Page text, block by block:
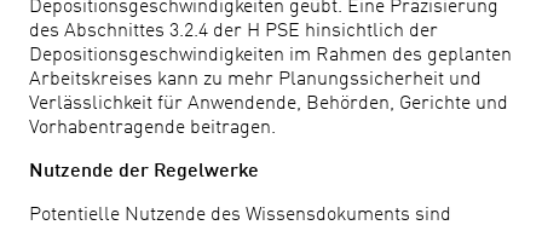
Depositionsgeschwindigkeiten geübt. Eine Präzisierung
des Abschnittes 3.2.4 der H PSE hinsichtlich der
Depositionsgeschwindigkeiten im Rahmen des geplanten
Arbeitskreises kann zu mehr Planungssicherheit und
Verlässlichkeit für Anwendende, Behörden, Gerichte und
Vorhabentragende beitragen.
Nutzende der Regelwerke
Potentielle Nutzende des Wissensdokuments sind